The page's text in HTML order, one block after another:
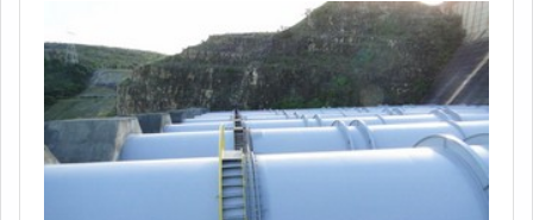
para atender todas as demandas, tudo para oferecer
locação de caminhão pipa com excelente custo-
benefício.Há muitas maneiras eficientes de uma empresa
demonstrar competência, excelência e destaque em sua
área de atuação. A T & A Transportes se mostra
referência por ter: Melhores soluções para consultoria e
prestação serviços na rotina de manutenção; Foco nos